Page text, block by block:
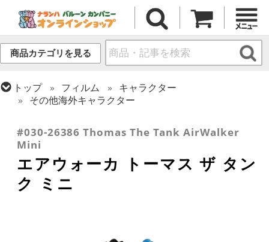
商品カテゴリを見る
トップ フィルム
キャラクター
その他海外キャラクター
お散歩・エアウォーカー
#030-26386 Thomas The Tank AirWalker
Mini
エアウォーカ トーマス ザ タン
ク ミニ